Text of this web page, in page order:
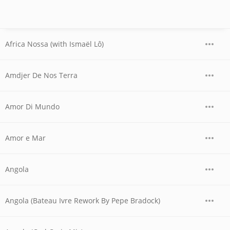
Africa Nossa (with Ismaël Lô)
Amdjer De Nos Terra
Amor Di Mundo
Amor e Mar
Angola
Angola (Bateau Ivre Rework By Pepe Bradock)